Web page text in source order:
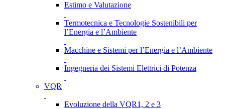
Estimo e Valutazione
Termotecnica e Tecnologie Sostenibili per
l’Energia e l’Ambiente
Macchine e Sistemi per l’Energia e l’Ambiente
Ingegneria dei Sistemi Elettrici di Potenza
VQR
Evoluzione della VQR1, 2 e 3